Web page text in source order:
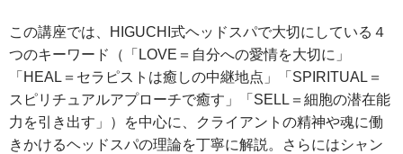
この講座では、HIGUCHI式ヘッドスパで大切にしている４
つのキーワード（「LOVE＝自分への愛情を大切に」
「HEAL＝セラピストは癒しの中継地点」「SPIRITUAL＝
スピリチュアルアプローチで癒す」「SELL＝細胞の潜在能
力を引き出す」）を中心に、クライアントの精神や魂に働
きかけるヘッドスパの理論を丁寧に解説。さらにはシャン